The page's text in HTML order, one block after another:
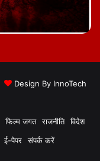
Design By InnoTech
फिल्म जगत राजनीति
विदेश
ई-पेपर संपर्क करें